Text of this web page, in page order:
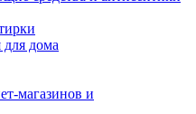
дома
магазинов и